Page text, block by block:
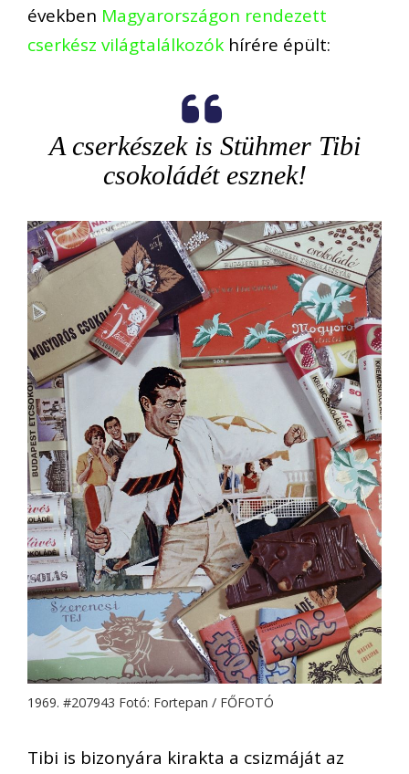
években Magyarországon rendezett
cserkész világtalálkozók hírére épült:
A cserkészek is Stühmer Tibi
csokoládét esznek!
1969. #207943 Fotó: Fortepan / FŐFOTÓ
Tibi is bizonyára kirakta a csizmáját az